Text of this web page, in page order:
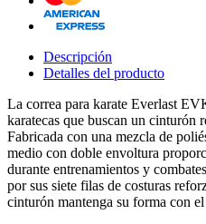
Descripción
Detalles del producto
La correa para karate Everlast
karatecas que buscan un cinturón
Fabricada con una mezcla de
medio con doble envoltura
durante entrenamientos y
por sus siete filas de costuras
cinturón mantenga su forma con el